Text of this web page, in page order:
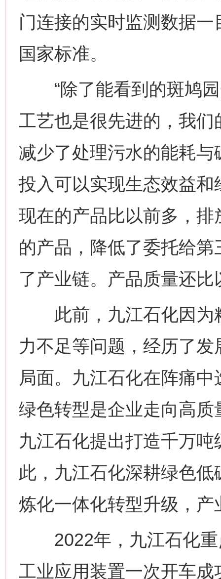
门连接的实时监测数据
国家标准。
“除了能看到的斑鸠园
工艺也是很先进的，我
减少了处理污水的能耗与
投入可以实现生态效益和
现在的产品比以前多，
的产品，降低了委托给
了产业链。产品质量还
此前，九江石化因为
力不足等问题，经历了发
局面。九江石化在阵痛
绿色转型是企业走向高
九江石化提出打造千万
此，九江石化深耕绿色
炼化一体化转型升级，
2022年，九江石化重
工业应用装置一次开车